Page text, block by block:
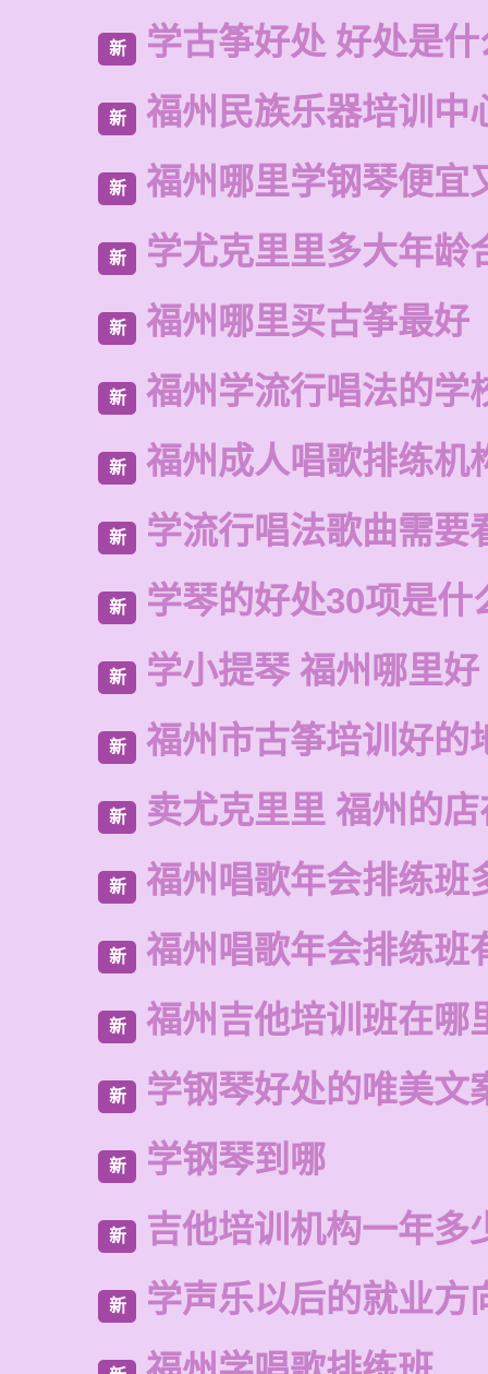
新 学古筝好处 好处是什
新 福州民族乐器培训中
新 福州哪里学钢琴便宜
新 学尤克里里多大年龄
新 福州哪里买古筝最好
新 福州学流行唱法的学
新 福州成人唱歌排练机
新 学流行唱法歌曲需要
新 学琴的好处30项是什
新 学小提琴 福州哪里好
新 福州市古筝培训好的
新 卖尤克里里 福州的
新 福州唱歌年会排练班
新 福州唱歌年会排练班
新 福州吉他培训班在哪
新 学钢琴好处的唯美文
新 学钢琴到哪
新 吉他培训机构一年多
新 学声乐以后的就业方